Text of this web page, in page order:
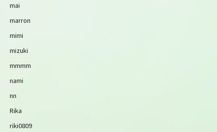
mai
marron
mimi
mizuki
mmmm
nami
nn
Rika
riki0809